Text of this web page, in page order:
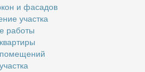
и фа­са­дов
участ­ка
ра­бо­ты